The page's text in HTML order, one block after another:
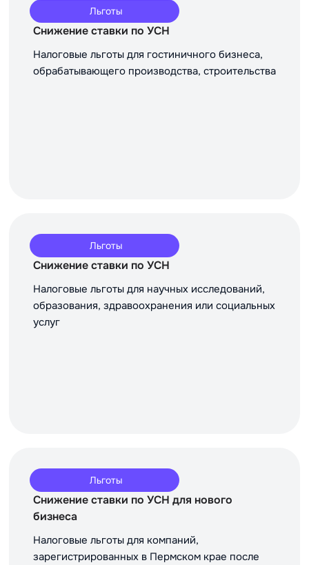
Льготы
Снижение ставки по УСН
Налоговые льготы для гостиничного бизнеса,
обрабатывающего производства, строительства
Льготы
Снижение ставки по УСН
Налоговые льготы для научных исследований,
образования, здравоохранения или социальных
услуг
Льготы
Снижение ставки по УСН для нового
бизнеса
Налоговые льготы для компаний,
зарегистрированных в Пермском крае после